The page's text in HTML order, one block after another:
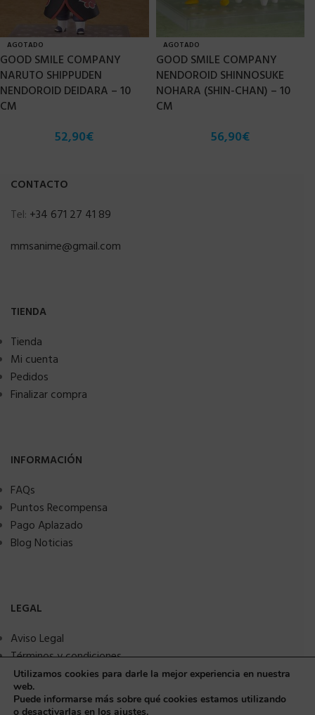
AGOTADO
GOOD SMILE COMPANY
NARUTO SHIPPUDEN
NENDOROID DEIDARA – 10
CM
52,90€
AGOTADO
GOOD SMILE COMPANY
NENDOROID SHINNOSUKE
NOHARA (SHIN-CHAN) – 10
CM
56,90€
CONTACTO
Tel: +34 671 27 41 89
mmsanime@gmail.com
TIENDA
Tienda
Mi cuenta
Pedidos
Finalizar compra
INFORMACIÓN
FAQs
Puntos Recompensa
Pago Aplazado
Blog Noticias
LEGAL
Aviso Legal
Términos y condiciones
Política de privacidad
Política de Cookies
Seguridad y protección a compradores
Utilizamos cookies para darle la mejor experiencia en nuestra
web.
Puede informarse más sobre qué cookies estamos utilizando
o desactivarlas en los ajustes.